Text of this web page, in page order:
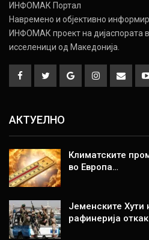
ИНФОМАК Портал
Навремено и објективно
ИНФОМАК проект на дијаспората
исселеници од Македонија.
АКТУЕЛНО
Климатските
во Европа…
Јеменските Хути
рафинерија